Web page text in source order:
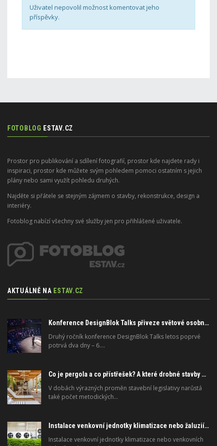
Uživatel nepovolil možnost komentovat jeho
příspěvky.
FOTOBLOG ESTAV.CZ
Prostor pro publikování a sdílení fotografií, prostor kde najdete rady i
inspiraci, prostor kde můžete svým pohledem pomoci ostatním s jejich
plány nebo sami využít pohledu druhých.
Najděte si přátele se stejným zájmem o stavby, rekonstrukce, design a
interiéry.
Fotoblog nabízí všechny své služby jen pro přihlášené uživatele.
AKTUÁLNĚ NA ESTAV.CZ
Konference DesignBlok Talks přiveze světové osobnosti designu a architektury
Druhý ročník konference DesignBlok Talks letos poprvé
potrvá dva dny – 6.…
Co je pergola a co přístřešek? A které drobné stavby musíte povolovat? Pomůže metodika
V dobách výrazných proměn stavební legislativy narůstá
také počet metodických…
Instalace venkovní jednotky klimatizace nebo žaluzií podléhá jasným právním pravidlům
Instalace venkovní jednotky klimatizace nebo venkovních